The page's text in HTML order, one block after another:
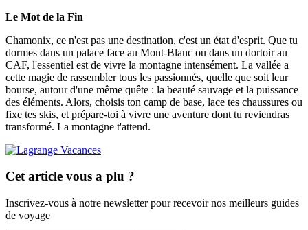
Le Mot de la Fin
Chamonix, ce n'est pas une destination, c'est un état d'esprit. Que tu
dormes dans un palace face au Mont-Blanc ou dans un dortoir au
CAF, l'essentiel est de vivre la montagne intensément. La vallée a
cette magie de rassembler tous les passionnés, quelle que soit leur
bourse, autour d'une même quête : la beauté sauvage et la puissance
des éléments. Alors, choisis ton camp de base, lace tes chaussures ou
fixe tes skis, et prépare-toi à vivre une aventure dont tu reviendras
transformé. La montagne t'attend.
Cet article vous a plu ?
Inscrivez-vous à notre newsletter pour recevoir nos meilleurs guides
de voyage